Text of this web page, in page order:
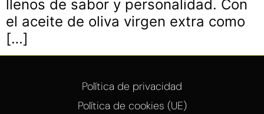
llenos de sabor y personalidad. Con
el aceite de oliva virgen extra como
[…]
Política de privacidad
Política de cookies (UE)